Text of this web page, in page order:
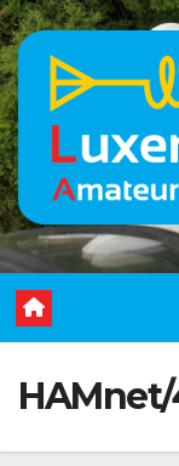
Skip
to
content